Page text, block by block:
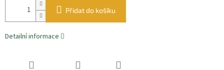
Přidat do košíku
Detailní informace